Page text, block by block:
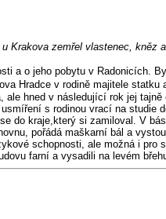
Krakova zemřel vlastenec, kněz
a o jeho pobytu v
Hradce v rodině majitele statku
ale hned v následující rok jej
s rodinou vrací na
do kraje,který si zamiloval. V
pořádá maškarní bál a
schopnosti, ale možná i
farní a vysadili na levém